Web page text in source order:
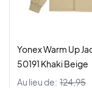
Yonex Warm Up
50191 Khaki Beige
Au lieu de: 124,95